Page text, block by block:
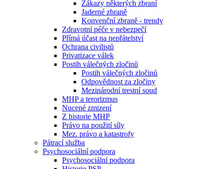
Zákazy některých zbraní
Jaderné zbraně
Konvenční zbraně - trendy
Zdravotní péče v nebezpečí
Přímá účast na nepřátelství
Ochrana civilistů
Privatizace válek
Postih válečných zločinů
Postih válečných zločinů
Odpovědnost za zločiny
Mezinárodní trestní soud
MHP a terorizmus
Nucené zmizení
Z historie MHP
Právo na použití síly
Mez. právo a katastrofy
Pátrací služba
Psychosociální podpora
Psychosociální podpora